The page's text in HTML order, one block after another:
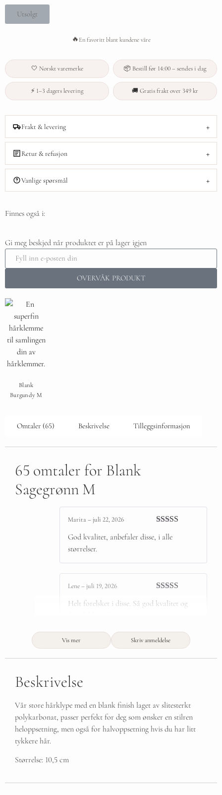
Utsolgt
🔥En favoritt blant kundene våre
🤍 Norskt varemerke 📦 Bestill før 14:00 – sendes i dag
⚡ 1–3 dagers levering 🚚 Gratis frakt over 349 kr
Frakt & levering +
Retur & refusjon +
Vanlige spørsmål +
Finnes også i:
Gi meg beskjed når produktet er på lager igjen
OVERVÅK PRODUKT
Blank
Burgundy M
Omtaler (65) Beskrivelse Tilleggsinformasjon
65 omtaler for Blank
Sagegrønn M
5
Marita –juli 22, 2026
God kvalitet, anbefaler disse, i alle
størrelser.
5
Lene– juli 19, 2026
Helt forelsket i disse. Så god kvalitet og
Vis mer Skriv anmeldelse
Beskrivelse
Vår store hårklype med en blank finish laget av slitesterkt
polykarbonat, passer perfekt for deg som ønsker en stilren
heloppsetning, men også for halvoppsetning hvis du har litt
tykkere hår.
Størrelse: 10,5 cm